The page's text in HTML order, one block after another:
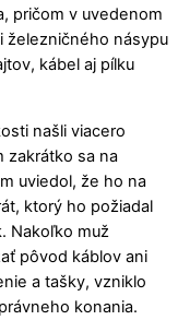
pričom v uvedenom
železničného násypu
kábel aj pílku
našli viacero
zakrátko sa na
uviedol, že ho na
ktorý ho požiadal
Nakoľko muž
pôvod káblov ani
a tašky, vzniklo
konania.